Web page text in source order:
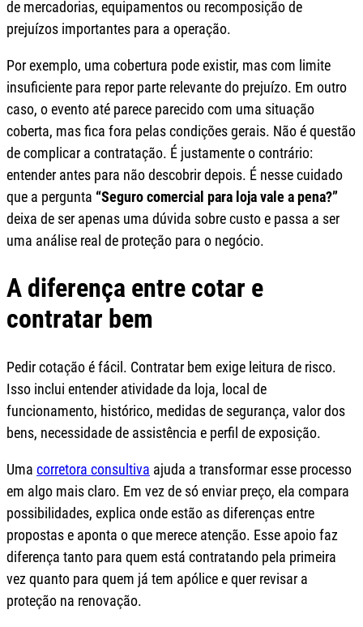
de mercadorias, equipamentos ou recomposição de
prejuízos importantes para a operação.
Por exemplo, uma cobertura pode existir, mas com limite
insuficiente para repor parte relevante do prejuízo. Em outro
caso, o evento até parece parecido com uma situação
coberta, mas fica fora pelas condições gerais. Não é questão
de complicar a contratação. É justamente o contrário:
entender antes para não descobrir depois. É nesse cuidado
que a pergunta “Seguro comercial para loja vale a pena?”
deixa de ser apenas uma dúvida sobre custo e passa a ser
uma análise real de proteção para o negócio.
A diferença entre cotar e
contratar bem
Pedir cotação é fácil. Contratar bem exige leitura de risco.
Isso inclui entender atividade da loja, local de
funcionamento, histórico, medidas de segurança, valor dos
bens, necessidade de assistência e perfil de exposição.
Uma corretora consultiva ajuda a transformar esse processo
em algo mais claro. Em vez de só enviar preço, ela compara
possibilidades, explica onde estão as diferenças entre
propostas e aponta o que merece atenção. Esse apoio faz
diferença tanto para quem está contratando pela primeira
vez quanto para quem já tem apólice e quer revisar a
proteção na renovação.